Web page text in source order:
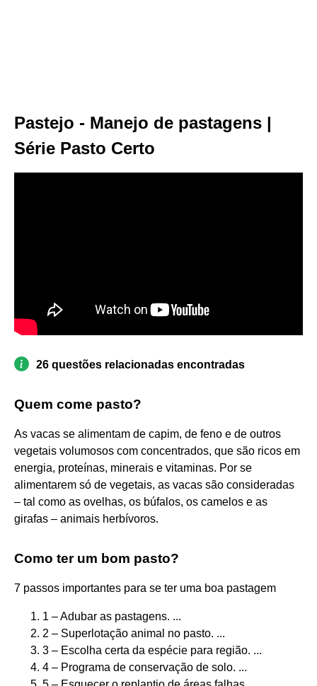
Pastejo - Manejo de pastagens |
Série Pasto Certo
26 questões relacionadas encontradas
Quem come pasto?
As vacas se alimentam de capim, de feno e de outros
vegetais volumosos com concentrados, que são ricos em
energia, proteínas, minerais e vitaminas. Por se
alimentarem só de vegetais, as vacas são consideradas
– tal como as ovelhas, os búfalos, os camelos e as
girafas – animais herbívoros.
Como ter um bom pasto?
7 passos importantes para se ter uma boa pastagem
1 – Adubar as pastagens. ...
2 – Superlotação animal no pasto. ...
3 – Escolha certa da espécie para região. ...
4 – Programa de conservação de solo. ...